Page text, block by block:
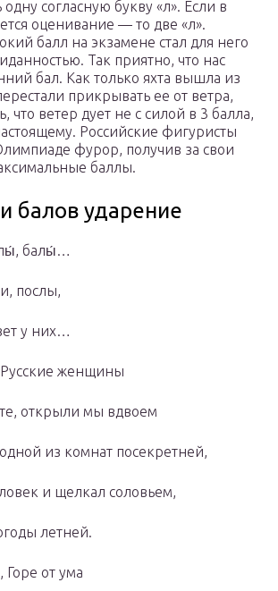
согласную букву «л». Если в
оценивание — то две «л».
балл на экзамене стал для него
Так приятно, что нас
бал. Как только яхта вышла из
прикрывать ее от ветра,
что ветер дует не с силой в 3 балла,
Российские фигуристы
фурор, получив за свои
баллы.
балов ударение
балы́…
послы,
у них…
женщины
открыли мы вдвоем
из комнат посекретней,
и щелкал соловьем,
летней.
Горе от ума